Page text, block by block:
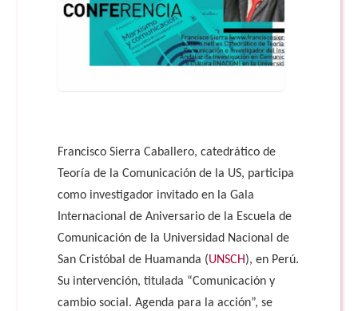
Francisco Sierra Caballero, catedrático de
Teoría de la Comunicación de la US, participa
como investigador invitado en la Gala
Internacional de Aniversario de la Escuela de
Comunicación de la Universidad Nacional de
San Cristóbal de Huamanda (UNSCH), en Perú.
Su intervención, titulada “Comunicación y
cambio social. Agenda para la acción”, se